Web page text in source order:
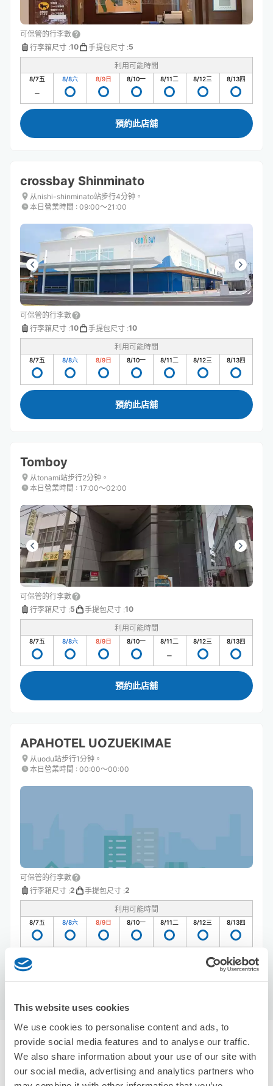
This website uses cookies
We use cookies to personalise content and ads, to
provide social media features and to analyse our traffic.
We also share information about your use of our site with
our social media, advertising and analytics partners who
可保管的行李數
行李箱尺寸 :10 手提包尺寸 :5
利用可能時間
8/7五 8/8六 8/9日 8/10一 8/11二 8/12三 8/13四
預約此店舖
crossbay Shinminato
从nishi-shinminato站步行4分钟。
本日營業時間 : 09:00〜21:00
可保管的行李數
行李箱尺寸 :10 手提包尺寸 :10
利用可能時間
8/7五 8/8六 8/9日 8/10一 8/11二 8/12三 8/13四
預約此店舖
Tomboy
从tonami站步行2分钟。
本日營業時間 : 17:00〜02:00
可保管的行李數
行李箱尺寸 :5 手提包尺寸 :10
利用可能時間
8/7五 8/8六 8/9日 8/10一 8/11二 8/12三 8/13四
預約此店舖
APAHOTEL UOZUEKIMAE
从uodu站步行1分钟。
本日營業時間 : 00:00〜00:00
可保管的行李數
行李箱尺寸 :2 手提包尺寸 :2
利用可能時間
8/7五 8/8六 8/9日 8/10一 8/11二 8/12三 8/13四
富山縣附近推薦的寄物櫃
0個投幣式置物櫃
使用ecbo斗篷存放行李